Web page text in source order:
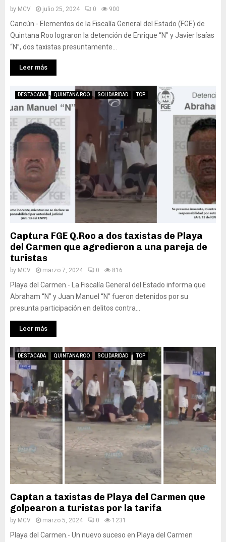
by MCV julio 25, 2024 0 900
Cancún.- Elementos de la Fiscalía General del Estado (FGE) de
Quintana Roo lograron la detención de Enrique “N” y Javier Isaías
“N”, dos taxistas presuntamente...
Leer más
DESTACADA QUINTANA ROO SOLIDARIDAD TOP
Captura FGE Q.Roo a dos taxistas de Playa
del Carmen que agredieron a una pareja de
turistas
by MCV marzo 7, 2024 0 816
Playa del Carmen.- La Fiscalía General del Estado informa que
Abraham “N” y Juan Manuel “N” fueron detenidos por su
presunta participación en delitos contra...
Leer más
DESTACADA QUINTANA ROO SOLIDARIDAD TOP
Captan a taxistas de Playa del Carmen que
golpearon a turistas por la tarifa
by MCV marzo 5, 2024 0 1231
Playa del Carmen.- Un nuevo suceso en Playa del Carmen